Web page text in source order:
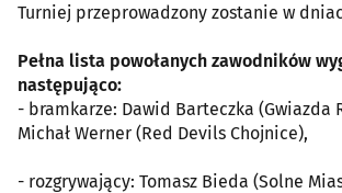
Turniej przeprowadzony zostanie w
Pełna lista powołanych zawodników
następująco:
- bramkarze: Dawid Barteczka (Gwiazda
Michał Werner (Red Devils Chojnice),
- rozgrywający: Tomasz Bieda (Solne